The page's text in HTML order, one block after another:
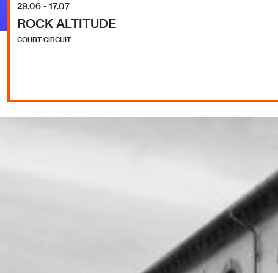
29.06 - 17.07
ROCK ALTITUDE
COURT-CIRCUIT